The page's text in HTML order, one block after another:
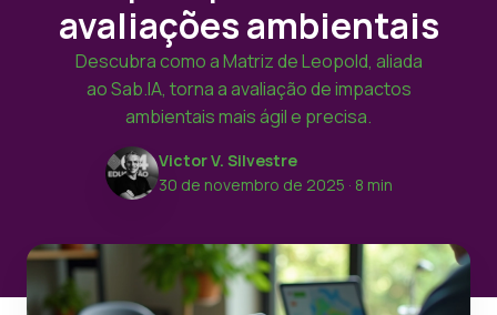
avaliações ambientais
Descubra como a Matriz de Leopold, aliada
ao Sab.IA, torna a avaliação de impactos
ambientais mais ágil e precisa.
Victor V. Silvestre
30 de novembro de 2025 · 8 min